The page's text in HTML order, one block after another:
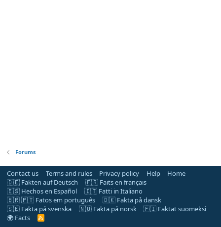
Forums
Contact us Terms and rules Privacy policy Help
Home
🇩🇪 Fakten auf Deutsch
🇫🇷 Faits en français
🇪🇸 Hechos en Español
🇮🇹 Fatti in Italiano
🇧🇷 🇵🇹 Fatos em português
🇩🇰 Fakta på dansk
🇸🇪 Fakta på svenska
🇳🇴 Fakta på norsk
🇫🇮 Faktat suomeksi
🌍 Facts
R